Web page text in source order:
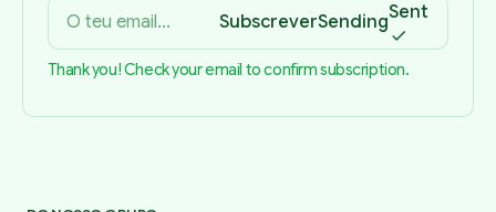
SubscreverSendingSent
Thank you! Check your email to confirm subscription.